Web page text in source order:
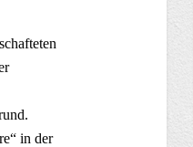
in der